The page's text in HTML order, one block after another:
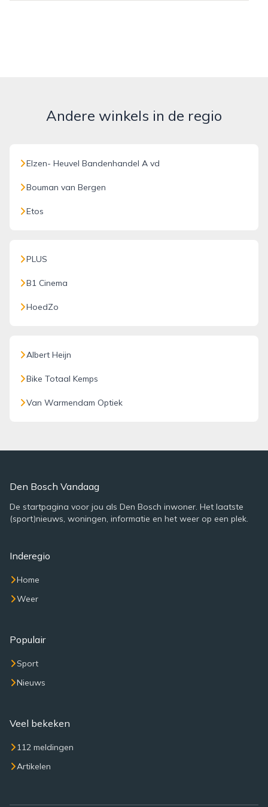
Andere winkels in de regio
Elzen- Heuvel Bandenhandel A vd
Bouman van Bergen
Etos
PLUS
B1 Cinema
HoedZo
Albert Heijn
Bike Totaal Kemps
Van Warmendam Optiek
Den Bosch Vandaag
De startpagina voor jou als Den Bosch inwoner. Het laatste
(sport)nieuws, woningen, informatie en het weer op een plek.
Inderegio
Home
Weer
Populair
Sport
Nieuws
Veel bekeken
112 meldingen
Artikelen